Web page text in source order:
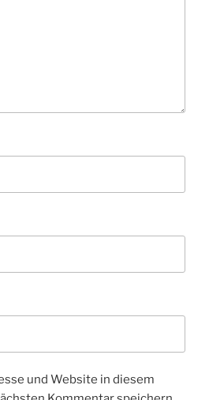
und Website in diesem